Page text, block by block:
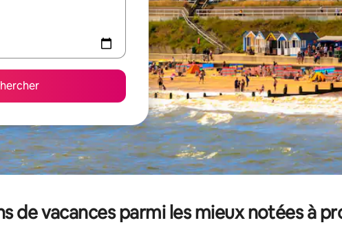
de vacances parmi les mieux notées à